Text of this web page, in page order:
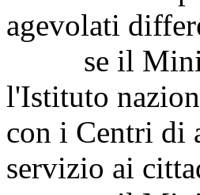
agevolati
se il
l'Istituto
con i Centri di
servizio ai